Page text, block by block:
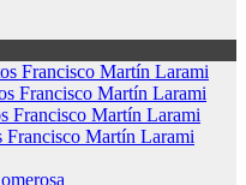
Francisco Martín Larami
Francisco Martín Larami
Francisco Martín Larami
Francisco Martín Larami